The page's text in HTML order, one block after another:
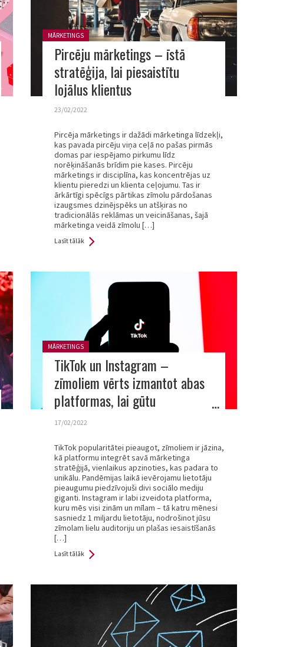
Posted in:
MĀRKETINGS
Pircēju mārketings – īstā
stratēģija, lai piesaistītu
lojālus klientus
23/02/2022
Pircēja mārketings ir dažādi mārketinga līdzekļi,
kas pavada pircēju viņa ceļā no pašas pirmās
domas par iespējamo pirkumu līdz
norēķināšanās brīdim pie kases. Pircēju
mārketings ir disciplīna, kas koncentrējas uz
klientu pieredzi un klienta ceļojumu. Tas ir
ārkārtīgi spēcīgs pārtikas zīmolu pārdošanas
izaugsmes dzinējspēks un atšķiras no
tradicionālās reklāmas un veicināšanas, šajā
mārketinga veidā zīmolu […]
Lasīt tālāk
Posted in:
MĀRKETINGS
TikTok un Instagram –
zīmoliem vērts izmantot abas
platformas, lai gūtu
panākumus
17/02/2022
TikTok popularitātei pieaugot, zīmoliem ir jāzina,
kā platformu integrēt savā mārketinga
stratēģijā, vienlaikus apzinoties, kas padara to
unikālu. Pandēmijas laikā ievērojamu lietotāju
pieaugumu piedzīvojuši divi sociālo mediju
giganti. Instagram ir labi izveidota platforma,
kuru mēs visi zinām un mīlam – tā katru mēnesi
sasniedz 1 miljardu lietotāju, nodrošinot jūsu
zīmolam lielu auditoriju un plašas iesaistīšanās
[…]
Lasīt tālāk